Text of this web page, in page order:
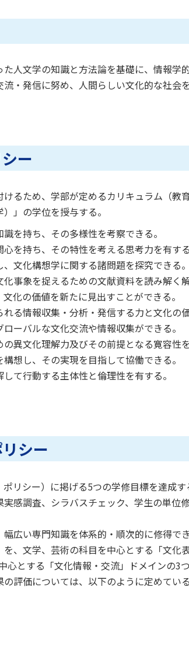
人文学の知識と方法論を基礎に、情報
・発信に努め、人間らしい文化的な社会
ー
るため、学部が定めるカリキュラム（
」の学位を授与する。
を持ち、その多様性を考察できる。
を持ち、その特性を考える思考力を有する
文化構想学に関する諸問題を探究できる。
事象を捉えるための文献資料を読み解く
化の価値を新たに見出すことができる。
る情報収集・分析・発信する力と文化の
ーバルな文化交流や情報収集ができる。
異文化理解力及びその前提となる寛容性を
想し、その実現を目指して協働できる。
て行動する主体性と倫理性を有する。
シー
リシー）に掲げる5つの学修目標を達成
感調査、シラバスチェック、学生の単
幅広い専門知識を体系的・順次的に修得
、文学、芸術の科目を中心とする「文
心とする「文化情報・交流」ドメインの3
評価については、以下のように定めている